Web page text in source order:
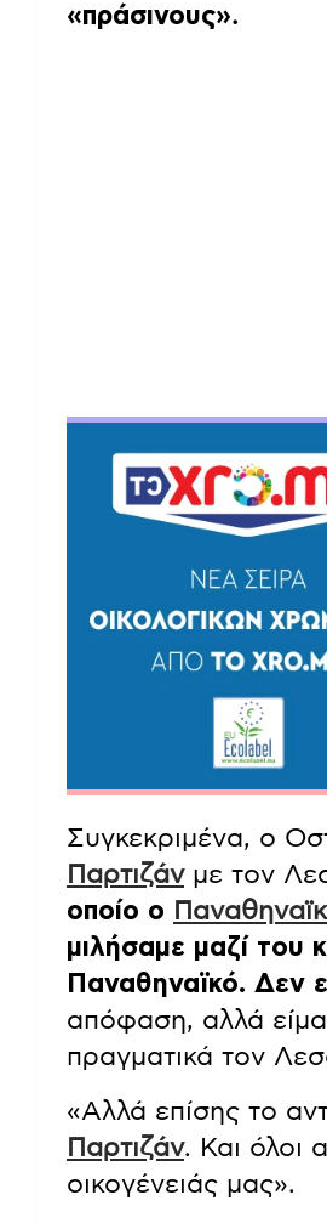
«πράσινους».
Συγκεκριμένα, ο
Παρτιζάνμε τον
οποίο ο
μιλήσαμε μαζί του
Παναθηναϊκό. Δεν
απόφαση, αλλά
πραγματικά τον
«Αλλά επίσης το
Παρτιζάν. Και όλοι
οικογένειάς μας».